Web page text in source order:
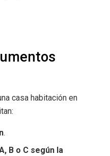
casa habitación en
.
B o C según la